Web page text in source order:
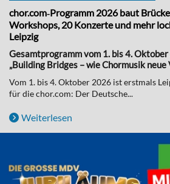
chor.com‐Programm 2026 baut
Workshops, 20 Konzerte und mehr
Leipzig
Gesamtprogramm vom 1. bis 4.
„Building Bridges – wie Chormusik
Vom 1. bis 4. Oktober 2026 ist erstmals
für die chor.com: Der Deutsche...
Weiterlesen